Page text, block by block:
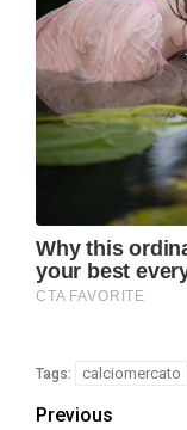
Tags: calciomercato
Previous